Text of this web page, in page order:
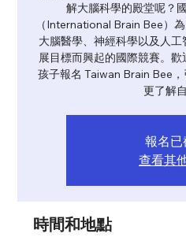
解大腦科學的殿堂呢？
（International Brain Bee）
大腦醫學、神經科學以及人
展目標而興起的國際競賽。
孩子報名 Taiwan Brain Bee
更了解
報名已
查看其
時間和地點